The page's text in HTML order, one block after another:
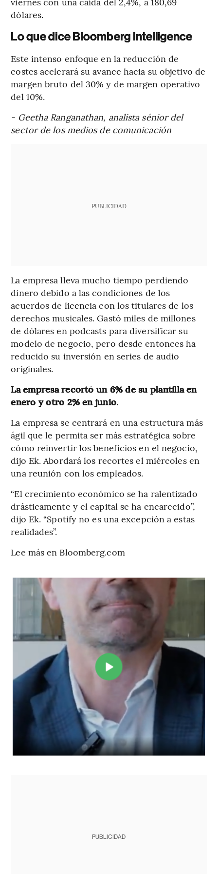
dólares.
Lo que dice Bloomberg Intelligence
Este intenso enfoque en la reducción de
costes acelerará su avance hacia su objetivo de
margen bruto del 30% y de margen operativo
del 10%.
- Geetha Ranganathan, analista sénior del
sector de los medios de comunicación
PUBLICIDAD
La empresa lleva mucho tiempo perdiendo
dinero debido a las condiciones de los
acuerdos de licencia con los titulares de los
derechos musicales. Gastó miles de millones
de dólares en podcasts para diversificar su
modelo de negocio, pero desde entonces ha
reducido su inversión en series de audio
originales.
La empresa recortó un 6% de su plantilla en
enero y otro 2% en junio.
La empresa se centrará en una estructura más
ágil que le permita ser más estratégica sobre
cómo reinvertir los beneficios en el negocio,
dijo Ek. Abordará los recortes el miércoles en
una reunión con los empleados.
“El crecimiento económico se ha ralentizado
drásticamente y el capital se ha encarecido”,
dijo Ek. “Spotify no es una excepción a estas
realidades”.
Lee más en Bloomberg.com
PUBLICIDAD